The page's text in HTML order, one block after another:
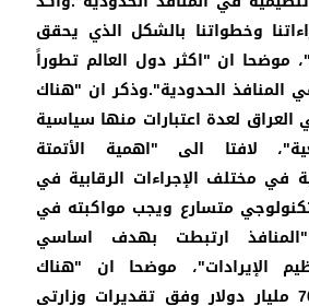
وخطواتنا بالشكل الذي يحقق
موضحا ان "اكثر دول العالم تطوراً
الحدودية".وذكر ان "هناك
لعدة اعتبارات منها سياسية
لافتا الى "اهمية الأتمتة
في مختلف الإجراءات الرقابية في
متسارع ويجب مواكبته في
ارتبطت بهدف اساسي
الإيرادات"، موضحا ان "هناك
استيرادات تتجاوز 70 مليار دولار وفق تقديرات وزارتي